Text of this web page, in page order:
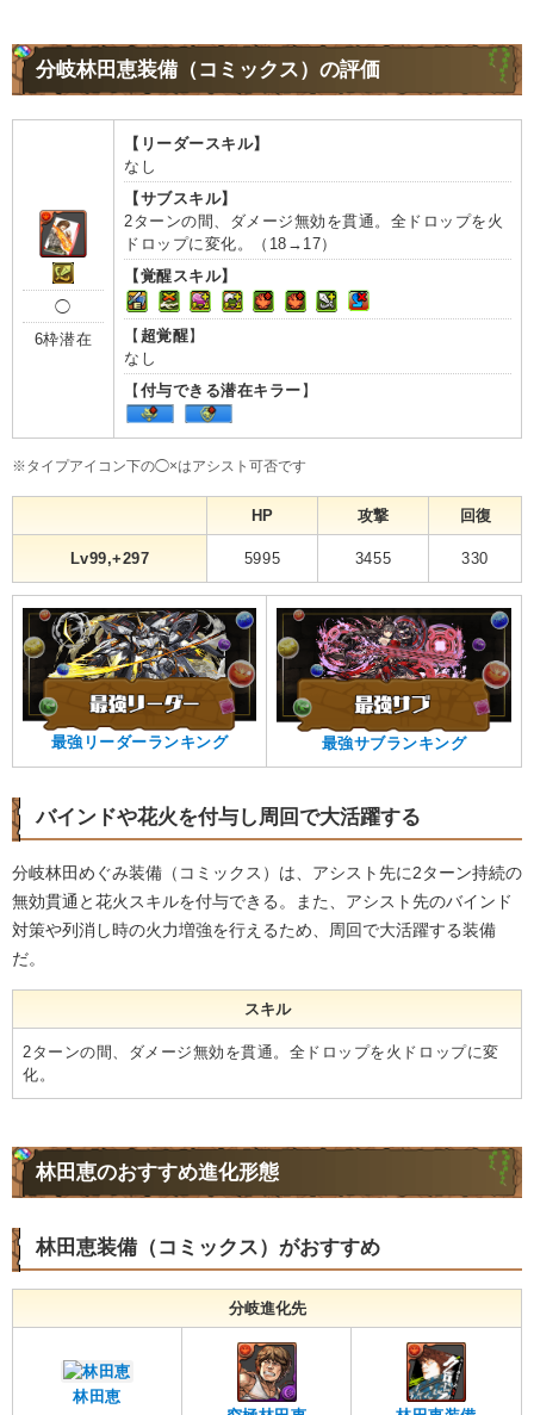
分岐林田恵装備（コミックス）の評価
◯
6枠潜在
【リーダースキル】
なし
【サブスキル】
2ターンの間、ダメージ無効を貫通。全ドロップを火
ドロップに変化。（18→17）
【覚醒スキル】
【超覚醒】
なし
【付与できる潜在キラー】
※タイプアイコン下の◯×はアシスト可否です
HP 攻撃 回復
Lv99,+297 5995 3455 330
最強リーダーランキング 最強サブランキング
バインドや花火を付与し周回で大活躍する
分岐林田めぐみ装備（コミックス）は、アシスト先に2ターン持続の
無効貫通と花火スキルを付与できる。また、アシスト先のバインド
対策や列消し時の火力増強を行えるため、周回で大活躍する装備
だ。
スキル
2ターンの間、ダメージ無効を貫通。全ドロップを火ドロップに変
化。
林田恵のおすすめ進化形態
林田恵装備（コミックス）がおすすめ
分岐進化先
林田恵